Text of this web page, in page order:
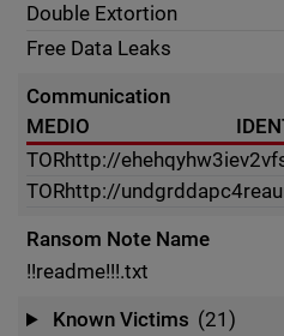
Double Extortion
Free Data Leaks
Communication
MEDIO
TORhttp://
TORhttp://
Ransom Note Name
!!readme!!!.txt
Known Victims (21)